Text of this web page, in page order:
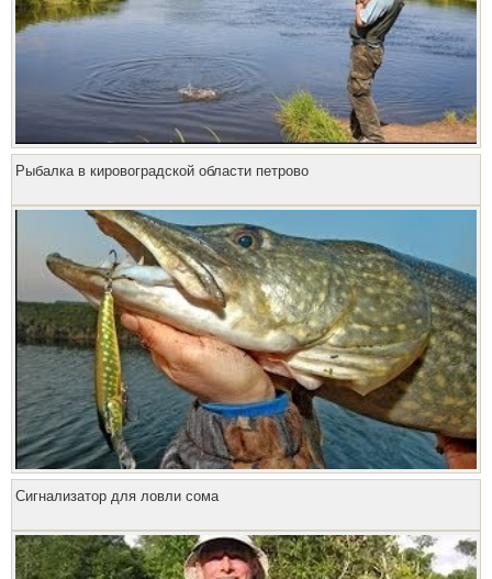
Рыбалка в кировоградской области петрово
Сигнализатор для ловли сома